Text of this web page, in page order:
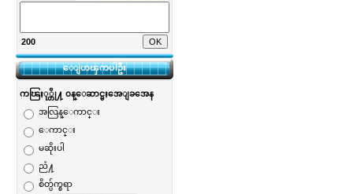
200
ေျပာၾကပါဦး
ကၽြႏု္တို႔ ၀န္ေဆာင္မႈအေျခအေန
အလြန္ေကာင္း
ေကာင္း
မဆိုးပါ
ညံ႔
စိတ္ပ်က္စရာ